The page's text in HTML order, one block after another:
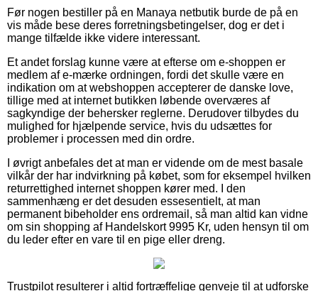
Før nogen bestiller på en Manaya netbutik burde de på en
vis måde bese deres forretningsbetingelser, dog er det i
mange tilfælde ikke videre interessant.
Et andet forslag kunne være at efterse om e-shoppen er
medlem af e-mærke ordningen, fordi det skulle være en
indikation om at webshoppen accepterer de danske love,
tillige med at internet butikken løbende overværes af
sagkyndige der behersker reglerne. Derudover tilbydes du
mulighed for hjælpende service, hvis du udsættes for
problemer i processen med din ordre.
I øvrigt anbefales det at man er vidende om de mest basale
vilkår der har indvirkning på købet, som for eksempel hvilken
returrettighed internet shoppen kører med. I den
sammenhæng er det desuden essesentielt, at man
permanent bibeholder ens ordremail, så man altid kan vidne
om sin shopping af Handelskort 9995 Kr, uden hensyn til om
du leder efter en vare til en pige eller dreng.
Trustpilot resulterer i altid fortræffelige genveje til at udforske